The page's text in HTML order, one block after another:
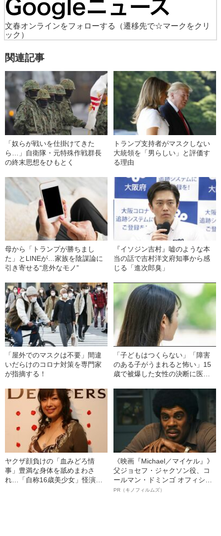
文春オンラインをフォローする
（遷移先で☆マークをクリ
ック）
関連記事
「奴らが戦いを仕掛けてきた
ら…」自衛隊・元特殊作戦群長
の終末思想をひもとく
トランプ支持者がマスクしない
大統領を「男らしい」と評価す
る理由
母から「トランプが勝ちまし
た」とLINEが…家族を陰謀論に
引き寄せる“意外なモノ”
『イソジン吉村』嘘のような本
当の話で吉村洋文府知事から感
じる「進次郎臭」
「屋外でのマスクは不要」間違
いだらけのコロナ対策を専門家
が指摘する！
「子どもはつくらない」「障害
のある子がうまれると怖い」15
歳で被爆した女性の決断に医者
者からの衝撃的な一言”
ヤクザ顔負けの「血みどろ情
事」豊満な身体を舐めまわさ
れ…「自称16歳美少女」怪演
《映画『Michael／マイケル』》
父ジョセフ・ジャクソン役、コ
ールマン・ドミンゴ オフィシャ
ルインタビュー“観客を魅了した
PR（キノフィルムズ）